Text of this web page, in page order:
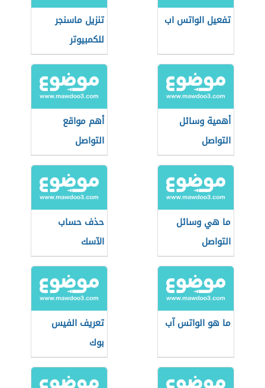
تفعيل الواتس اب
تنزيل ماسنجر
للكمبيوتر
أهمية وسائل
التواصل
الاجتماعي
أهم مواقع
التواصل
الاجتماعي
ما هي وسائل
التواصل
الاجتماعي
حذف حساب
الآسك
ما هو الواتس آب
تعريف الفيس
بوك